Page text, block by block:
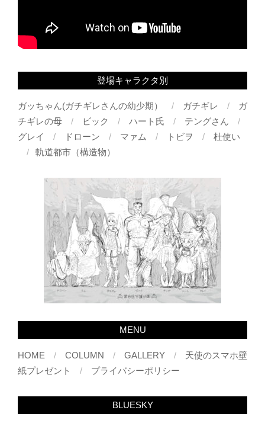
登場キャラクタ別
ガッちゃん(ガチギレさんの幼少期） ガチギレ
ガ
チギレの母
ビック ハート氏
テングさん
グレイ
ドローン マァム トビヲ
杜使い
軌道都市（構造物）
MENU
HOME COLUMN GALLERY
天使のスマホ壁
紙プレゼント
プライバシーポリシー
BLUESKY